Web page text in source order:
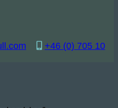
+46 (0) 705 10